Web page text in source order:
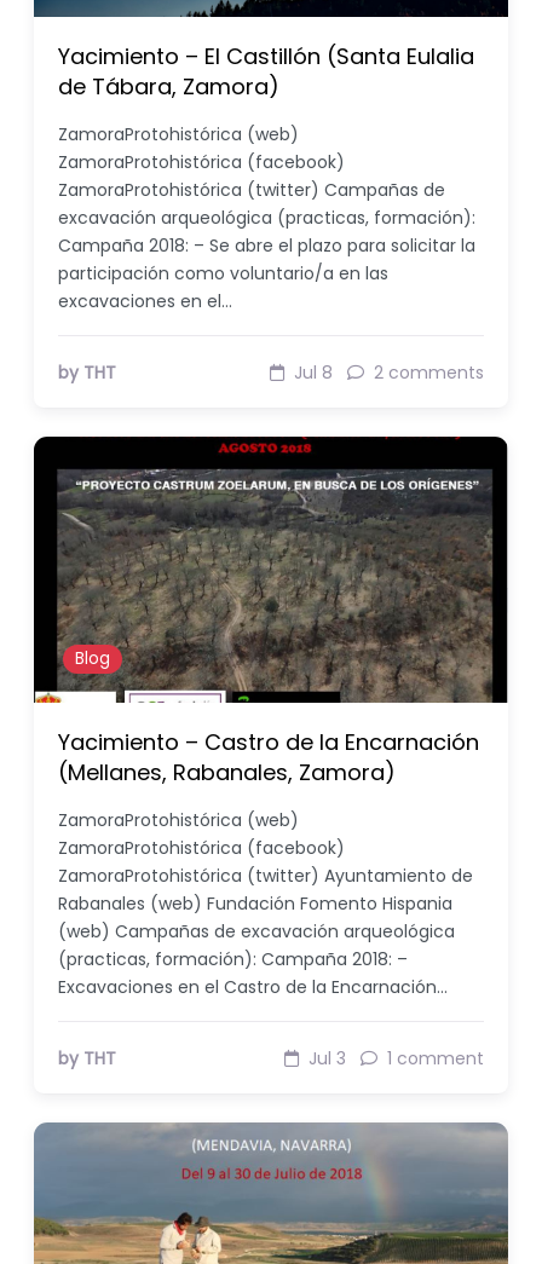
Yacimiento – El Castillón (Santa Eulalia
de Tábara, Zamora)
ZamoraProtohistórica (web)
ZamoraProtohistórica (facebook)
ZamoraProtohistórica (twitter) Campañas de
excavación arqueológica (practicas, formación):
Campaña 2018: – Se abre el plazo para solicitar la
participación como voluntario/a en las
excavaciones en el…
by THT Jul 8 2 comments
Blog
Yacimiento – Castro de la Encarnación
(Mellanes, Rabanales, Zamora)
ZamoraProtohistórica (web)
ZamoraProtohistórica (facebook)
ZamoraProtohistórica (twitter) Ayuntamiento de
Rabanales (web) Fundación Fomento Hispania
(web) Campañas de excavación arqueológica
(practicas, formación): Campaña 2018: –
Excavaciones en el Castro de la Encarnación…
by THT Jul 3 1 comment